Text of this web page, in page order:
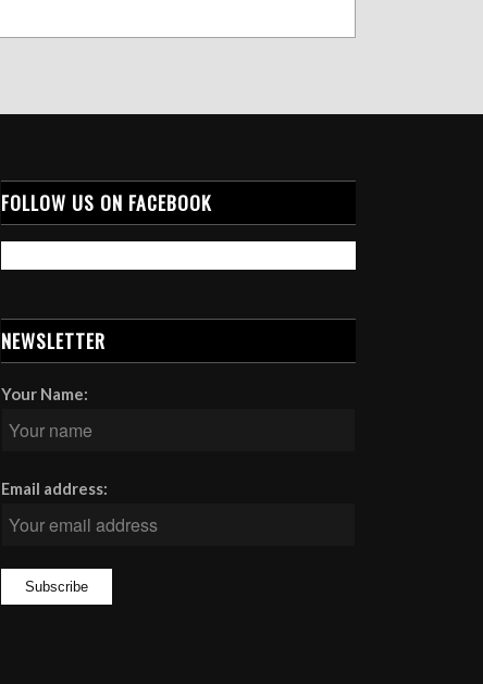
FOLLOW US ON FACEBOOK
NEWSLETTER
Your Name:
Email address: